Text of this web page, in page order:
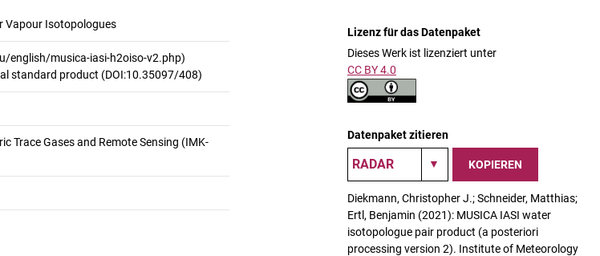
Vapour Isotopologues
english/musica-iasi-h2oiso-v2.php)
standard product (DOI:10.35097/408)
Trace Gases and Remote Sensing (IMK-
Lizenz für das Datenpaket
Dieses Werk ist lizenziert unter
CC BY 4.0
Datenpaket zitieren
KOPIEREN
Diekmann, Christopher J.; Schneider, Matthias;
Ertl, Benjamin (2021): MUSICA IASI water
isotopologue pair product (a posteriori
processing version 2). Institute of Meteorology